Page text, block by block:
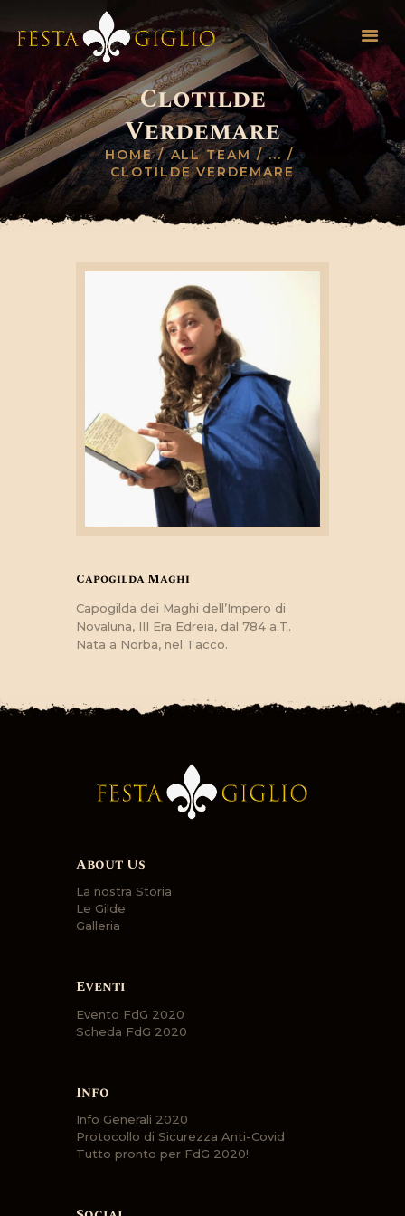
Clotilde
Verdemare
HOME ALL TEAM
...
CLOTILDE VERDEMARE
HOME
INFO EVENTO
REGOLAMENTO
NOVITÀ
INVIA SCHEDA
Capogilda Maghi
Capogilda dei Maghi dell’Impero di
Novaluna, III Era Edreia, dal 784 a.T.
Nata a Norba, nel Tacco.
About Us
La nostra Storia
Le Gilde
Galleria
Eventi
Evento FdG 2020
Scheda FdG 2020
Info
Info Generali 2020
Protocollo di Sicurezza Anti-Covid
Tutto pronto per FdG 2020!